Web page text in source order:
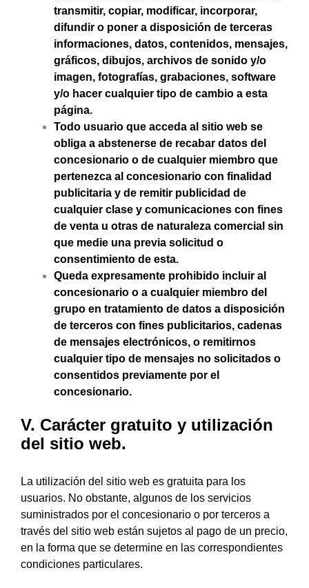
transmitir, copiar, modificar, incorporar,
difundir o poner a disposición de terceras
informaciones, datos, contenidos, mensajes,
gráficos, dibujos, archivos de sonido y/o
imagen, fotografías, grabaciones, software
y/o hacer cualquier tipo de cambio a esta
página.
Todo usuario que acceda al sitio web se
obliga a abstenerse de recabar datos del
concesionario o de cualquier miembro que
pertenezca al concesionario con finalidad
publicitaria y de remitir publicidad de
cualquier clase y comunicaciones con fines
de venta u otras de naturaleza comercial sin
que medie una previa solicitud o
consentimiento de esta.
Queda expresamente prohibido incluir al
concesionario o a cualquier miembro del
grupo en tratamiento de datos a disposición
de terceros con fines publicitarios, cadenas
de mensajes electrónicos, o remitirnos
cualquier tipo de mensajes no solicitados o
consentidos previamente por el
concesionario.
V. Carácter gratuito y utilización
del sitio web.
La utilización del sitio web es gratuita para los
usuarios. No obstante, algunos de los servicios
suministrados por el concesionario o por terceros a
través del sitio web están sujetos al pago de un precio,
en la forma que se determine en las correspondientes
condiciones particulares.